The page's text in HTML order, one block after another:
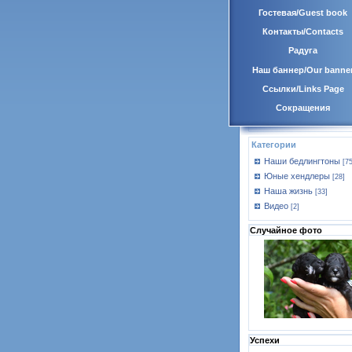
Гостевая/Guest book
Контакты/Contacts
Радуга
Наш баннер/Our
Ссылки/Links Page
Сокращения
Категории
Наши бедлингтоны
Юные хендлеры [28]
Наша жизнь [33]
Видео [2]
Случайное фото
Успехи